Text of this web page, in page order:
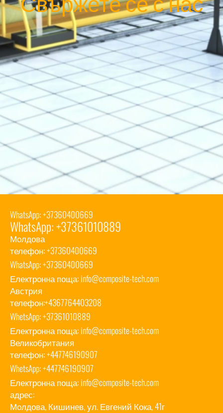
WhatsApp: +37360400669
WhatsApp: +37361010889
Молдова
телефон:+37360400669
WhatsApp:+37360400669
Електронна поща:info@composite-tech.com
Австрия
телефон:+4367764403208
WhetsApp:+37361010889
Електронна поща:info@composite-tech.com
Великобритания
телефон:+447746190907
WhetsApp:+447746190907
Електронна поща:info@composite-tech.com
адрес:
Молдова, Кишинев, ул. Евгений Кока, 41г